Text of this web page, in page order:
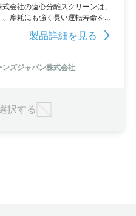
会社の遠心分離スクリーンは、
摩耗にも強く長い運転寿命を持
おり、交換頻度も低く、既設装
応可能です。製品詳細を見る
ズジャパン株式会社
択する